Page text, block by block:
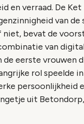
en verraad. De
van
bevat de
van
eerste vrouwen
rol speelde
persoonlijkheid
uit